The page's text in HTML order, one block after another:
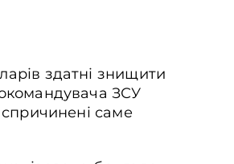
здатні знищити
ЗСУ
спричинені саме